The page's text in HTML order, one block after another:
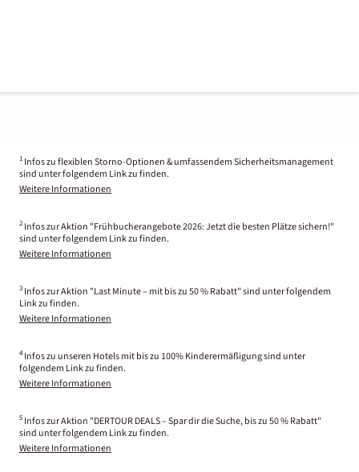
1 Infos zu flexiblen Storno-Optionen & umfassendem Sicherheitsmanagement
sind unter folgendem Link zu finden.
Weitere Informationen
2 Infos zur Aktion "Frühbucherangebote 2026: Jetzt die besten Plätze sichern!"
sind unter folgendem Link zu finden.
Weitere Informationen
3 Infos zur Aktion "Last Minute – mit bis zu 50 % Rabatt" sind unter folgendem
Link zu finden.
Weitere Informationen
4 Infos zu unseren Hotels mit bis zu 100% Kinderermäßigung sind unter
folgendem Link zu finden.
Weitere Informationen
5 Infos zur Aktion "DERTOUR DEALS – Spar dir die Suche, bis zu 50 % Rabatt"
sind unter folgendem Link zu finden.
Weitere Informationen